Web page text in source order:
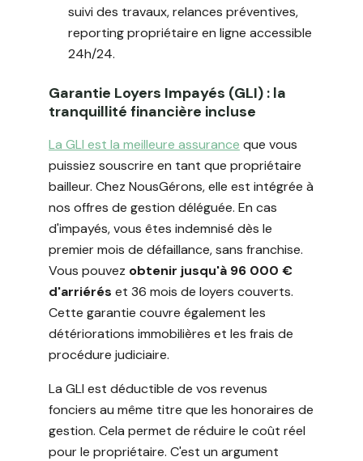
suivi des travaux, relances préventives,
reporting propriétaire en ligne accessible
24h/24.
Garantie Loyers Impayés (GLI) : la
tranquillité financière incluse
La GLI est la meilleure assurance que vous
puissiez souscrire en tant que propriétaire
bailleur. Chez NousGérons, elle est intégrée à
nos offres de gestion déléguée. En cas
d'impayés, vous êtes indemnisé dès le
premier mois de défaillance, sans franchise.
Vous pouvez obtenir jusqu'à 96 000 €
d'arriérés et 36 mois de loyers couverts.
Cette garantie couvre également les
détériorations immobilières et les frais de
procédure judiciaire.
La GLI est déductible de vos revenus
fonciers au même titre que les honoraires de
gestion. Cela permet de réduire le coût réel
pour le propriétaire. C'est un argument